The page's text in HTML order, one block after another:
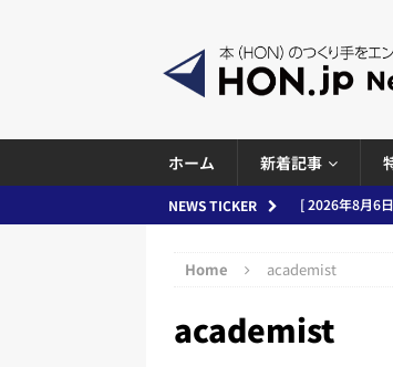
ホーム 新着記事
NEWS TICKER [ 2026年8月6
ースまとめ
[ 2026年8月4日
Home academist
academist